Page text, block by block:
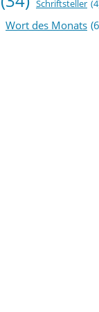
Schriftsteller
Wort des Monats